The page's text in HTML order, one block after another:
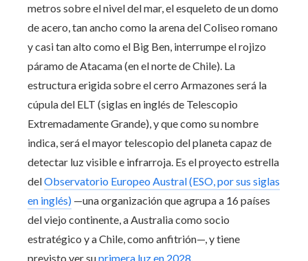
metros sobre el nivel del mar, el esqueleto de un domo
de acero, tan ancho como la arena del Coliseo romano
y casi tan alto como el Big Ben, interrumpe el rojizo
páramo de Atacama (en el norte de Chile). La
estructura erigida sobre el cerro Armazones será la
cúpula del ELT (siglas en inglés de Telescopio
Extremadamente Grande), y que como su nombre
indica, será el mayor telescopio del planeta capaz de
detectar luz visible e infrarroja. Es el proyecto estrella
delObservatorio Europeo Austral (ESO, por sus siglas
en inglés) —una organización que agrupa a 16 países
del viejo continente, a Australia como socio
estratégico y a Chile, como anfitrión—, y tiene
previsto ver suprimera luz en 2028.